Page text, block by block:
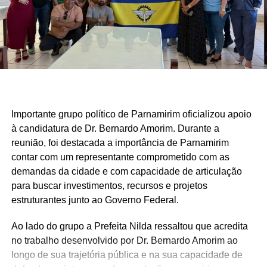
Importante grupo político de Parnamirim oficializou apoio
à candidatura de Dr. Bernardo Amorim. Durante a
reunião, foi destacada a importância de Parnamirim
contar com um representante comprometido com as
demandas da cidade e com capacidade de articulação
para buscar investimentos, recursos e projetos
estruturantes junto ao Governo Federal.
Ao lado do grupo a Prefeita Nilda ressaltou que acredita
no trabalho desenvolvido por Dr. Bernardo Amorim ao
longo de sua trajetória pública e na sua capacidade de